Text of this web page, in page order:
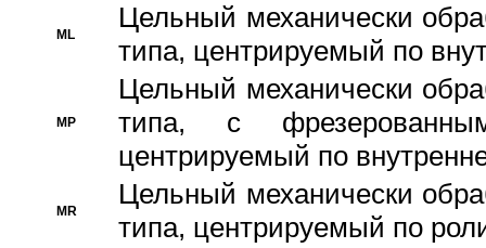
ML
Цельный механически
типа, центрируемый по
MP
Цельный механически
типа, с
центрируемый по
MR
Цельный механически
типа, центрируемый по